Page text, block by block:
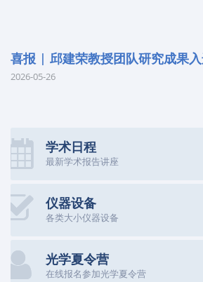
喜报 | 邱建荣教授团队研究成果
2026-05-26
学术日程
最新学术报告讲座
仪器设备
各类大小仪器设备
光学夏令营
在线报名参加光学夏令营